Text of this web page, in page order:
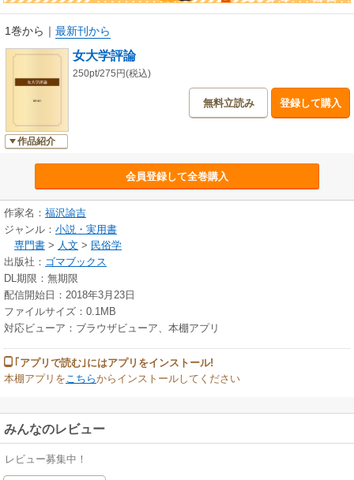
1巻から ｜ 最新刊から
作品紹介
女大学評論
250pt/275円(税込)
無料立読み 登録して購入
会員登録して全巻購入
作家名： 福沢諭吉
ジャンル： 小説・実用書
専門書 > 人文 > 民俗学
出版社： ゴマブックス
DL期限：無期限
配信開始日：2018年3月23日
ファイルサイズ：0.1MB
対応ビューア：ブラウザビューア、本棚アプリ
｢アプリで読む｣にはアプリをインストール!
本棚アプリを こちらからインストールしてください
みんなのレビュー
レビュー募集中！